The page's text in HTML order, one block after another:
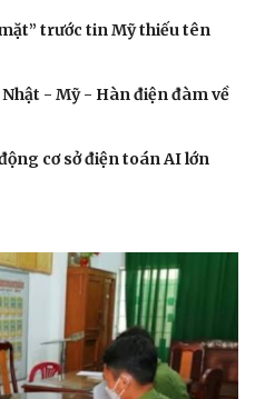
trước tin Mỹ thiếu tên
- Mỹ - Hàn điện đàm về
cơ sở điện toán AI lớn